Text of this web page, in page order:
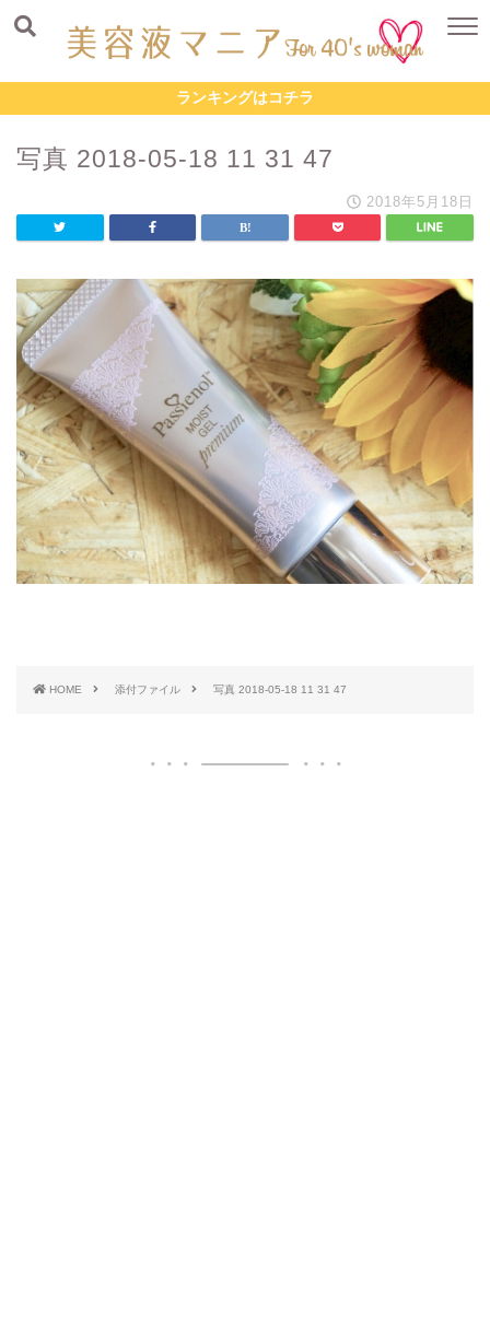
ランキングはコチラ
写真 2018-05-18 11 31 47
2018年5月18日
HOME 添付ファイル 写真 2018-05-18 11 31 47